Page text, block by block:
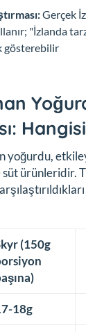
Gerçek
"İzlanda
gösterebilir
yoğurdu,
ürünleridir.
(150g
18g